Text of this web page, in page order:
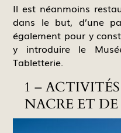
Il est néanmoins
dans le but, d’une
également pour y
y introduire le
Tabletterie.
1 –
NACRE ET